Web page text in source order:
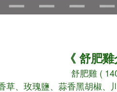
《 舒肥
舒肥雞 (
草、玫瑰鹽、蒜香黑胡椒、